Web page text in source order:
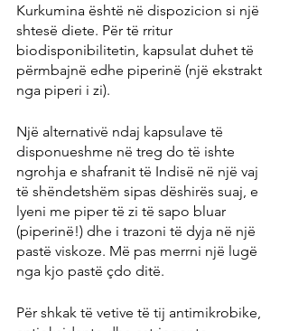
Kurkumina është në dispozicion si një
shtesë diete. Për të rritur
biodisponibilitetin, kapsulat duhet të
përmbajnë edhe piperinë (një ekstrakt
nga piperi i zi).
Një alternativë ndaj kapsulave të
disponueshme në treg do të ishte
ngrohja e shafranit të Indisë në një vaj
të shëndetshëm sipas dëshirës suaj, e
lyeni me piper të zi të sapo bluar
(piperinë!) dhe i trazoni të dyja në një
pastë viskoze. Më pas merrni një lugë
nga kjo pastë çdo ditë.
Për shkak të vetive të tij antimikrobike,